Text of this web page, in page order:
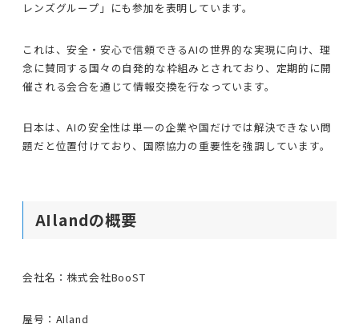
レンズグループ」にも参加を表明しています。
これは、安全・安心で信頼できるAIの世界的な実現に向け、理
念に賛同する国々の自発的な枠組みとされており、定期的に開
催される会合を通じて情報交換を行なっています。
日本は、AIの安全性は単一の企業や国だけでは解決できない問
題だと位置付けており、国際協力の重要性を強調しています。
AIlandの概要
会社名：株式会社BooST
屋号：AIland